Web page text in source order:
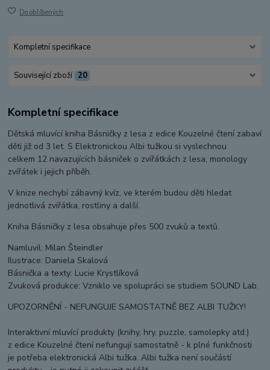
Do oblíbených
Kompletní specifikace
Související zboží 20
Kompletní specifikace
Dětská mluvící kniha Básničky z lesa z edice Kouzelné čtení zabaví
děti již od 3 let. S Elektronickou Albi tužkou si vyslechnou
celkem 12 navazujících básniček o zvířátkách z lesa, monology
zvířátek i jejich příběh.
V knize nechybí zábavný kvíz, ve kterém budou děti hledat
jednotlivá zvířátka, rostliny a další.
Kniha Básničky z lesa obsahuje přes 500 zvuků a textů.
Namluvil: Milan Šteindler
Ilustrace: Daniela Skalová
Básnička a texty: Lucie Krystlíková
Zvuková produkce: Vzniklo ve spolupráci se studiem SOUND Lab.
UPOZORNĚNÍ - NEFUNGUJE SAMOSTATNĚ BEZ ALBI TUŽKY!
Interaktivní mluvící produkty (knihy, hry, puzzle, samolepky atd.)
z edice Kouzelné čtení nefungují samostatně - k plné funkčnosti
je potřeba elektronická Albi tužka. Albi tužka není součástí